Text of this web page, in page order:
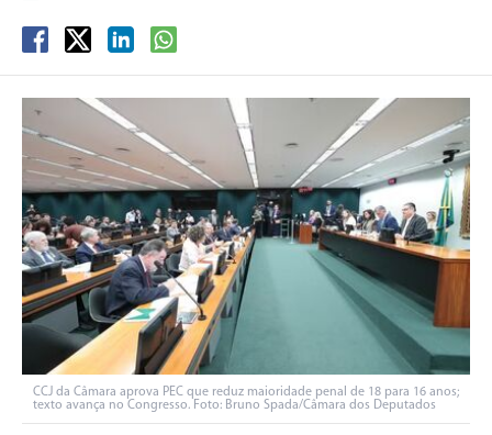
CCJ da Câmara aprova PEC que reduz maioridade penal de 18 para 16 anos;
texto avança no Congresso. Foto: Bruno Spada/Câmara dos Deputados